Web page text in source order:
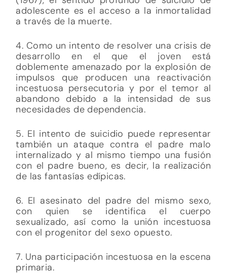
adolescente es el acceso a la inmortalidad
a través de la muerte.
4. Como un intento de resolver una crisis de
desarrollo en el que el joven está
doblemente amenazado por la explosión de
impulsos que producen una reactivación
incestuosa persecutoria y por el temor al
abandono debido a la intensidad de sus
necesidades de dependencia.
5. El intento de suicidio puede representar
también un ataque contra el padre malo
internalizado y al mismo tiempo una fusión
con el padre bueno, es decir, la realización
de las fantasías edípicas.
6. El asesinato del padre del mismo sexo,
con quien se identifica el cuerpo
sexualizado, así como la unión incestuosa
con el progenitor del sexo opuesto.
7. Una participación incestuosa en la escena
primaria.